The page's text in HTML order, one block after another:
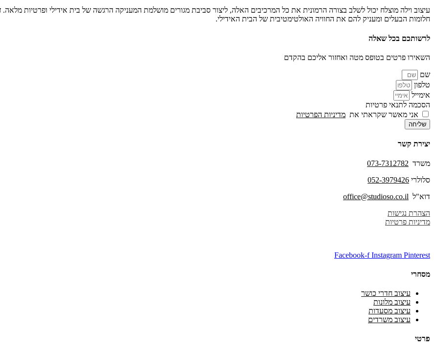
עיצוב וילה מוצלח יכול לשלב בצורה הרמונית את כל המרכיבים האלה, ליצור סביבת מגורים מושלמת המעניקה הרגשה של בית אידילי ופרטיות
חלומות הבעלים ומעניק להם את החוויה האולטימטיבית של הבית האידילי.
לרשותכם בכל שאלה
השאירו פרטים בטופס מטה ואחזור אליכם בהקדם
שם
טלפון
אימייל
הסכמה לתנאי פרטיות
אני מאשר שקראתי את מדיניות הפרטיות
שליחה
יצירת קשר
משרד 073-7312782
סלולרי 052-3979426
דוא"ל office@studioso.co.il
הצהרת נגישות
מדיניות פרטיות
Facebook-f Instagram Pinterest
מסחרי
עיצוב חדרי כושר
עיצוב מלונות
עיצוב מסעדות
עיצוב משרדים
פרטי